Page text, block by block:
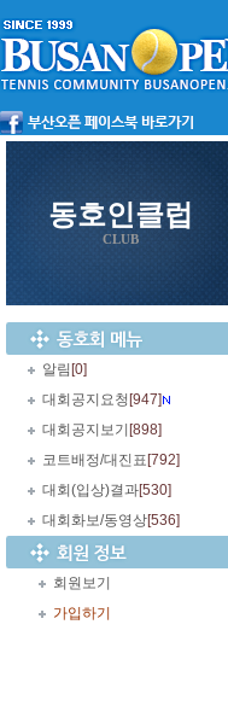
동호인클럽
CLUB
알림 [0]
대회공지요청 [947]
대회공지보기 [898]
코트배정/대진표 [792]
대회(입상)결과[530]
대회화보/동영상[536]
회원보기
가입하기